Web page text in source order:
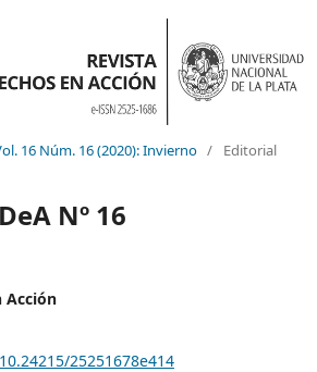
16 Núm. 16 (2020): Invierno / Editorial
Nº 16
Acción
25251678e414